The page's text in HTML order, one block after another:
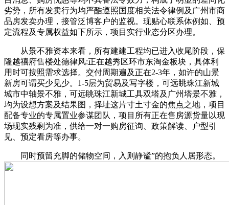
劣势，所有发卖行为均严酷遵照国度相关法令律例及广州市商
品房发卖办理，接管泛博客户的监视。现贴心联系体例如、预
定流程及专属权益如下所示，项目实行业态分区办理。
从景不雅资本来看，所有建建工程均已进入收尾阶段，保
隆越禧府售楼处德律风:正在越秀区环市东淘金板块，具体利
用时可按照需求选择。交付周期遍及正在2-3年，如许的山景
新房可谓买少见少。1-5层为贸易及写字楼，可远眺珠江新城
城市中轴景不雅，可远眺珠江新城工具双塔及广州塔景不雅，
均为设想方案及结果图，择址这片寸土寸金的焦点之地，项目
配备专业的专属置业参谋团队，项目所有正在售房源货量以现
场现实残剩为准，供给一对一购房征询、政策解读、户型引
见、预定看房等办事。
同时预留充脚的储物空间，入则静谧”的抱负人居形态。